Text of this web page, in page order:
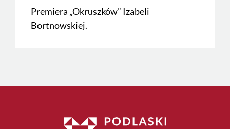
Premiera „Okruszków” Izabeli
Bortnowskiej.